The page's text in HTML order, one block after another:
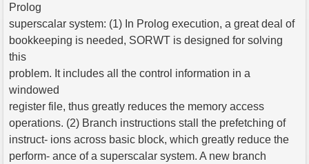
Prolog
superscalar system: (1) In Prolog execution, a great deal of
bookkeeping is needed, SORWT is designed for solving
this
problem. It includes all the control information in a
windowed
register file, thus greatly reduces the memory access
operations. (2) Branch instructions stall the prefetching of
instruct- ions across basic block, which greatly reduce the
perform- ance of a superscalar system. A new branch